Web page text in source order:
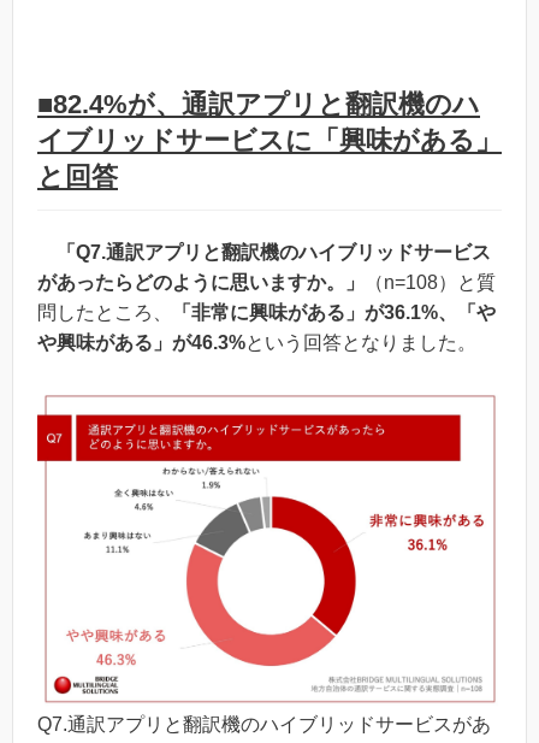
■82.4%が、通訳アプリと翻訳機のハ
イブリッドサービスに「興味がある」
と回答
「Q7.通訳アプリと翻訳機のハイブリッドサービス
があったらどのように思いますか。」
（n=108）と質
問したところ、
「非常に興味がある」が36.1%、「や
や興味がある」が46.3%という回答となりました。
Q7.通訳アプリと翻訳機のハイブリッドサービスがあ